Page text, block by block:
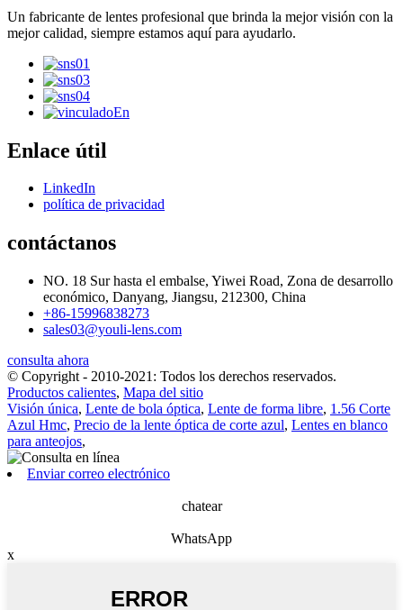
Un fabricante de lentes profesional que brinda la mejor visión con la
mejor calidad, siempre estamos aquí para ayudarlo.
Enlace útil
LinkedIn
política de privacidad
contáctanos
NO. 18 Sur hasta el embalse, Yiwei Road, Zona de desarrollo
económico, Danyang, Jiangsu, 212300, China
+86-15996838273
sales03@youli-lens.com
consulta ahora
© Copyright - 2010-2021: Todos los derechos reservados.
Productos calientes, Mapa del sitio
Visión única, Lente de bola óptica, Lente de forma libre, 1.56 Corte
Azul Hmc, Precio de la lente óptica de corte azul, Lentes en blanco
para anteojos,
Enviar correo electrónico
chatear
WhatsApp
x